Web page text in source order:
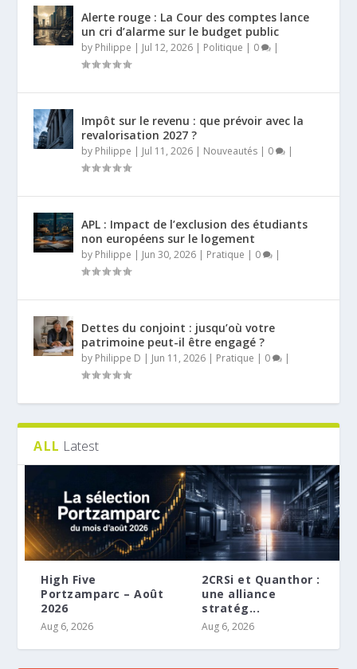
Alerte rouge : La Cour des comptes lance
un cri d’alarme sur le budget public
by Philippe | Jul 12, 2026 | Politique | 0 |
Impôt sur le revenu : que prévoir avec la
revalorisation 2027 ?
by Philippe | Jul 11, 2026 | Nouveautés | 0 |
APL : Impact de l’exclusion des étudiants
non européens sur le logement
by Philippe | Jun 30, 2026 | Pratique | 0 |
Dettes du conjoint : jusqu’où votre
patrimoine peut-il être engagé ?
by Philippe D | Jun 11, 2026 | Pratique | 0 |
ALL Latest
High Five
Portzamparc – Août
2026
Aug 6, 2026
2CRSi et Quanthor :
une alliance
stratég...
Aug 6, 2026